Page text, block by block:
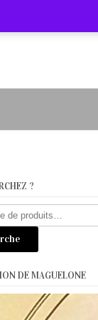
?
DE MAGUELONE